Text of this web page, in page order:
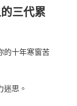
三代累
的十年寒窗苦
思。